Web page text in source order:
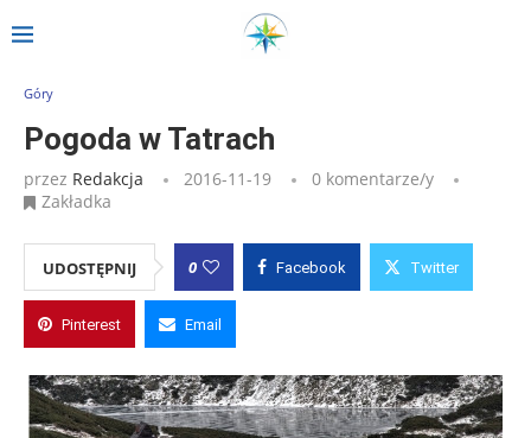
Strona główna Pogoda w Tatrach
Góry
Pogoda w Tatrach
przez Redakcja 2016-11-19
0 komentarze/y
Zakładka
UDOSTĘPNIJ 0 Facebook Twitter
Pinterest Email